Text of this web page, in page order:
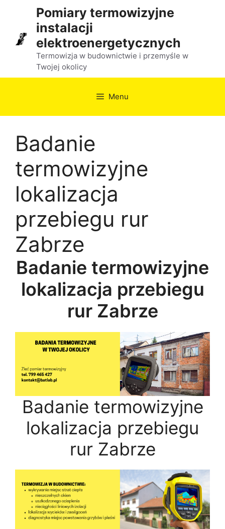
treści
Pomiary termowizyjne
instalacji
elektroenergetycznych
Termowizja w budownictwie i przemyśle w
Twojej okolicy
Menu
Badanie
termowizyjne
lokalizacja
przebiegu rur
Zabrze
Badanie termowizyjne
lokalizacja przebiegu
rur Zabrze
Badanie termowizyjne
lokalizacja przebiegu
rur Zabrze